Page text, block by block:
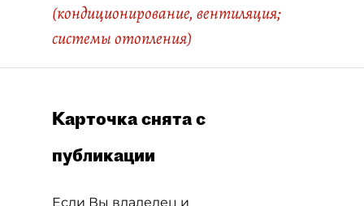
(кондиционирование, вентиляция;
системы отопления)
Карточка снята с
публикации
Если Вы владелец и